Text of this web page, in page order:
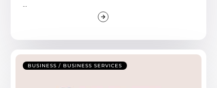
...
BUSINESS / BUSINESS SERVICES